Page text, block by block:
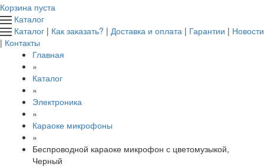
Корзина пуста
Каталог
Каталог | Как заказать? | Доставка и оплата | Гарантии | Новости
| Контакты
Главная
»
Каталог
»
Электроника
»
Караоке микрофоны
»
Беспроводной караоке микрофон с цветомузыкой,
Черный